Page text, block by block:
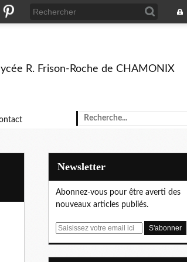
R. Frison-Roche de CHAMONIX
Newsletter
Abonnez-vous pour être averti des
nouveaux articles publiés.
E